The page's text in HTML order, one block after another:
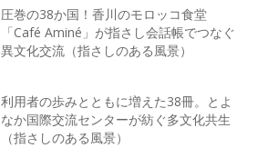
圧巻の38か国！香川のモロッコ食堂
「Café Aminé」が指さし会話帳でつなぐ
異文化交流（指さしのある風景）
利用者の歩みとともに増えた38冊。とよ
なか国際交流センターが紡ぐ多文化共生
（指さしのある風景）